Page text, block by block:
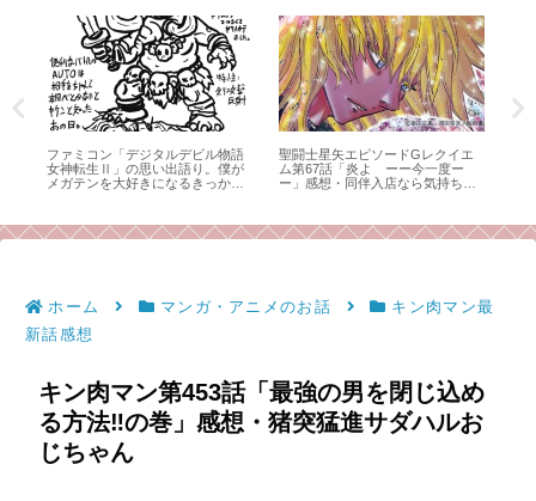
ネオジオCDの愛憎入り乱れる思い
出。こんなハードは他になかっ
た。
レトロフリーク コントローラーワ
イヤレス化計画
ホーム マンガ・アニメのお話
キン肉マン最
新話感想
キン肉マン第453話「最強の男を閉じ込め
る方法‼︎の巻」感想・猪突猛進サダハルお
じちゃん